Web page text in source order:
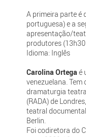
A primeira parte é
portuguesa) e a
apresentação/
produtores
Idioma: Inglês
Carolina Ortega é
venezuelana.
dramaturgia
(RADA) de
teatral
Berlin.
Foi codiretora do